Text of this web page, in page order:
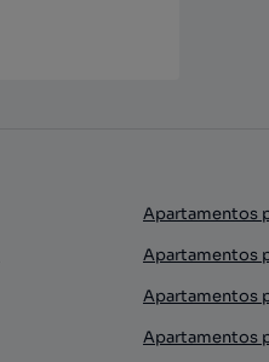
Apartamentos
Apartamentos
Apartamentos
Apartamentos